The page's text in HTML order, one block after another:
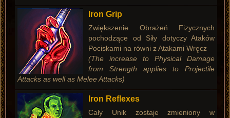
Iron Grip
Zwiększenie Obrażeń Fizycznych
pochodzące od Siły dotyczy Ataków
Pociskami na równi z Atakami Wręcz
(The increase to Physical Damage
from Strength applies to Projectile
Attacks as well as Melee Attacks)
Iron Reflexes
Cały Unik zostaje zmieniony w